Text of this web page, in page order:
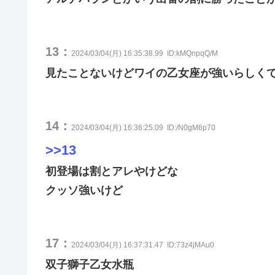
13： 2024/03/04(月) 16:35:38.99 ID:kMQnpqQ/M
見たことないけどワイの乙女座が強いらしく
14： 2024/03/04(月) 16:36:25.09 ID:/N0gM6p70
>>13
初登場は割とアレやけどな
クッソ強いけど
17： 2024/03/04(月) 16:37:31.47 ID:73z4jMAu0
双子獅子乙女水瓶